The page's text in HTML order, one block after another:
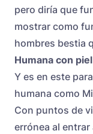
pero diría que
mostrar como
hombres bestia
Humana con
Y es en este
humana como
Con puntos de
errónea al